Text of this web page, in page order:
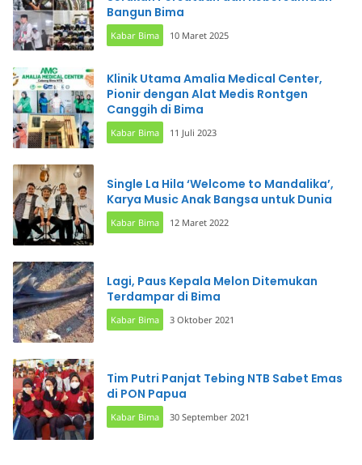
Bangun Bima
Kabar Bima 10 Maret 2025
Klinik Utama Amalia Medical Center,
Pionir dengan Alat Medis Rontgen
Canggih di Bima
Kabar Bima 11 Juli 2023
Single La Hila ‘Welcome to Mandalika’,
Karya Music Anak Bangsa untuk Dunia
Kabar Bima 12 Maret 2022
Lagi, Paus Kepala Melon Ditemukan
Terdampar di Bima
Kabar Bima 3 Oktober 2021
Tim Putri Panjat Tebing NTB Sabet Emas
di PON Papua
Kabar Bima 30 September 2021